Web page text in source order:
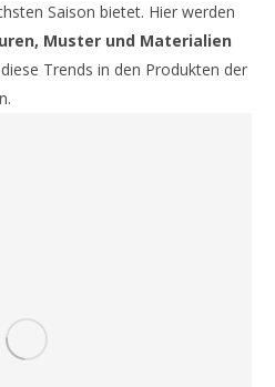
Saison bietet. Hier werden
Muster und Materialien
Trends in den Produkten der